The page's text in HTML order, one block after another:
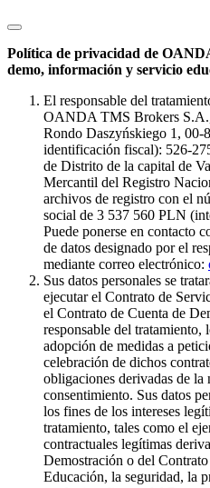
Política de privacidad de
demo, información y servicio
El responsable del
OANDA TMS Brokers
Rondo Daszyńskiego 1, 00-
identificación fiscal): 526-
de Distrito de la capital de
Mercantil del Registro
archivos de registro con el
social de 3 537 560 PLN
Puede ponerse en contacto
de datos designado por el
mediante correo electrónico:
Sus datos personales se
ejecutar el Contrato de
el Contrato de Cuenta de
responsable del tratamiento,
adopción de medidas a
celebración de dichos
obligaciones derivadas de
consentimiento. Sus datos
los fines de los intereses
tratamiento, tales como el
contractuales legítimas
Demostración o del
Educación, la seguridad, la